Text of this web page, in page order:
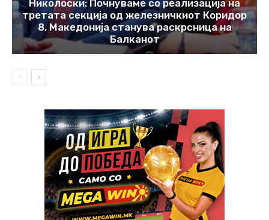
Николоски: Почнуваме со реализација на
третата секција од железничкиот Коридор
8, Македонија станува раскрсница на
Балканот